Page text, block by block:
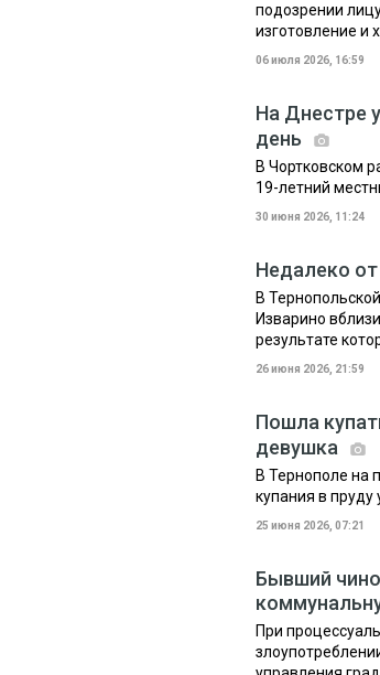
подозрении
изготовление и
06 июля 2026, 16:59
На Днестре
день
В Чортковском
19-летний
30 июня 2026, 11:24
Недалеко
В
Изварино
результате
26 июня 2026, 21:59
Пошла
девушка
В Тернополе на
купания в пруду
25 июня 2026, 07:21
Бывший
При